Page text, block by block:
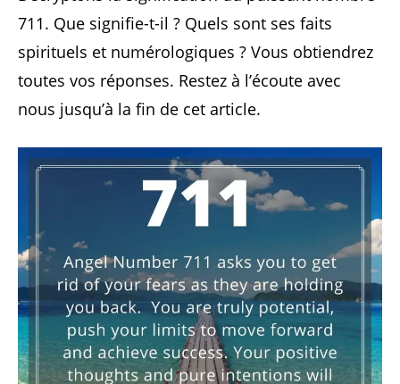
711. Que signifie-t-il ? Quels sont ses faits
spirituels et numérologiques ? Vous obtiendrez
toutes vos réponses. Restez à l’écoute avec
nous jusqu’à la fin de cet article.